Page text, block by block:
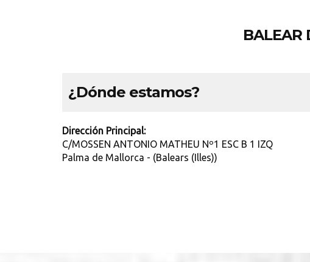
BALEAR
¿Dónde estamos?
Dirección Principal:
C/MOSSEN ANTONIO MATHEU Nº1 ESC B 1 IZQ
Palma de Mallorca - (Balears (Illes))